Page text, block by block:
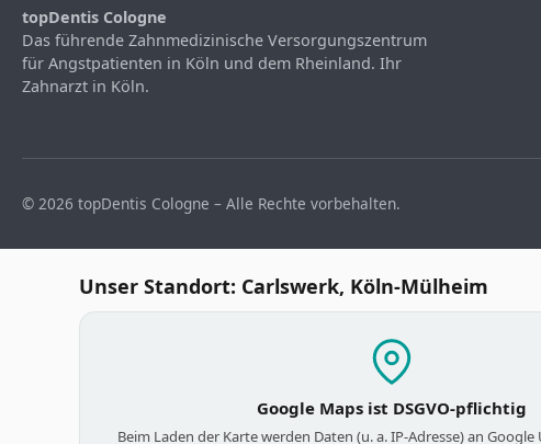
topDentis Cologne
Das führende Zahnmedizinische Versorgungszentrum
für Angstpatienten in Köln und dem Rheinland. Ihr
Zahnarzt in Köln.
© 2026 topDentis Cologne – Alle Rechte vorbehalten.
Unser Standort: Carlswerk, Köln-Mülheim
Google Maps ist DSGVO-pflichtig
Beim Laden der Karte werden Daten (u. a. IP-Adresse) an